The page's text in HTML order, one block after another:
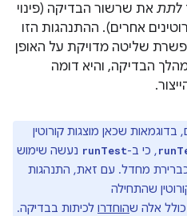
לתת את שרשור הבדיקה (פינוי
אחרים). ההתנהגות הזו
שליטה מדויקת על האופן
הבדיקה, והיא דומה
שכאן מוצגות קורוטין
, כי ב-runTest נעשה שימוש
מחדל. עם זאת, התנהגות
שהתחילה
אלה שהוחדרו לכיתות בבדיקה.